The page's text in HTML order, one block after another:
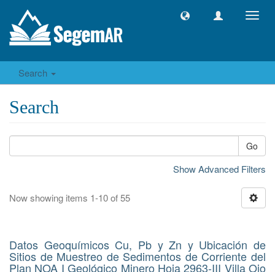
Search
Search
Go
Show Advanced Filters
Now showing items 1-10 of 55
Datos Geoquímicos Cu, Pb y Zn y Ubicación de
Sitios de Muestreo de Sedimentos de Corriente del
Plan NOA I Geológico Minero Hoja 2963-III Villa Ojo